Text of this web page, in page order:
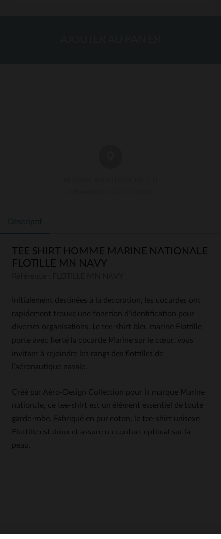
Descriptif
TEE SHIRT HOMME MARINE NATIONALE
FLOTILLE MN NAVY
Initialement destinées à la décoration, les cocardes ont
rapidement trouvé une fonction d'identification pour
diverses organisations. Le tee-shirt bleu marine Flottille
porte avec fierté la cocarde Marine sur le cœur, vous
invitant à rejoindre les rangs des flottilles de
l’aéronautique navale.
Créé par Aéro-Design Collection pour la marque Marine
nationale, ce tee-shirt est un élément essentiel de toute
garde-robe. Fabriqué en pur coton, le tee-shirt unisexe
Flottille est doux et assure un confort optimal sur la
peau.